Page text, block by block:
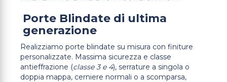
Porte Blindate di ultima
generazione
Realizziamo porte blindate su misura con finiture
personalizzate. Massima sicurezza e classe
antieffrazione (classe 3 e 4), serrature a singola o
doppia mappa, cerniere normali o a scomparsa,